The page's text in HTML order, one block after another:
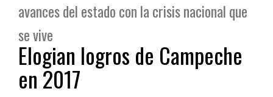
avances del estado con la crisis nacional que
se vive
Elogian logros de Campeche
en 2017